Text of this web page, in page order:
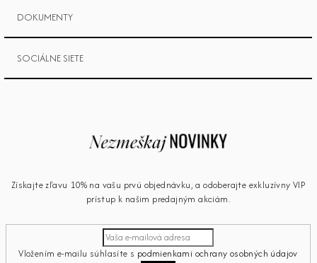
DOKUMENTY
SOCIÁLNE SIETE
Získajte zľavu 10% na vašu prvú objednávku, a odoberajte exkluzívny VIP
prístup k našim predajným akciám.
Vložením e-mailu súhlasíte s podmienkami ochrany osobných údajov